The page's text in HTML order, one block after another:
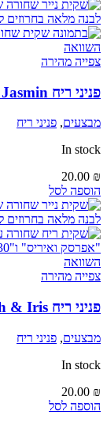
השוואה
צפייה מהירה
פניני ריח Black Jasmin
מבצעים, פניני ריח
In stock
20.00 ₪
הוספה לסל
השוואה
צפייה מהירה
פניני ריח Peach & Iris
מבצעים, פניני ריח
In stock
20.00 ₪
הוספה לסל